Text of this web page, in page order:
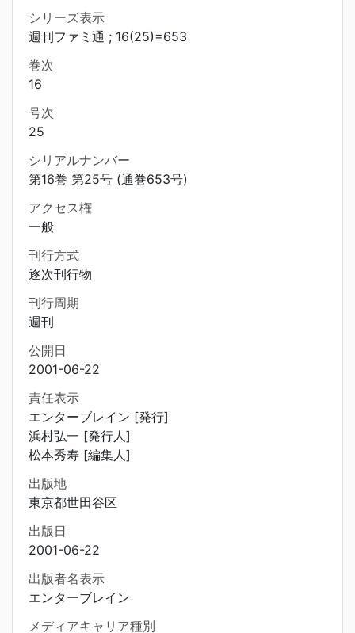
シリーズ表示
週刊ファミ通 ; 16(25)=653
巻次
16
号次
25
シリアルナンバー
第16巻 第25号 (通巻653号)
アクセス権
一般
刊行方式
逐次刊行物
刊行周期
週刊
公開日
2001-06-22
責任表示
エンターブレイン [発行]
浜村弘一 [発行人]
松本秀寿 [編集人]
出版地
東京都世田谷区
出版日
2001-06-22
出版者名表示
エンターブレイン
メディアキャリア種別